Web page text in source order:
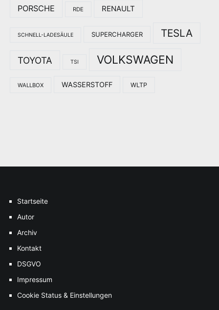
PORSCHE RDE RENAULT
SCHNELL-LADESÄULE SUPERCHARGER TESLA
TOYOTA TSI VOLKSWAGEN
WALLBOX WASSERSTOFF WLTP
Startseite
Autor
Archiv
Kontakt
DSGVO
Impressum
Cookie Status & Einstellungen